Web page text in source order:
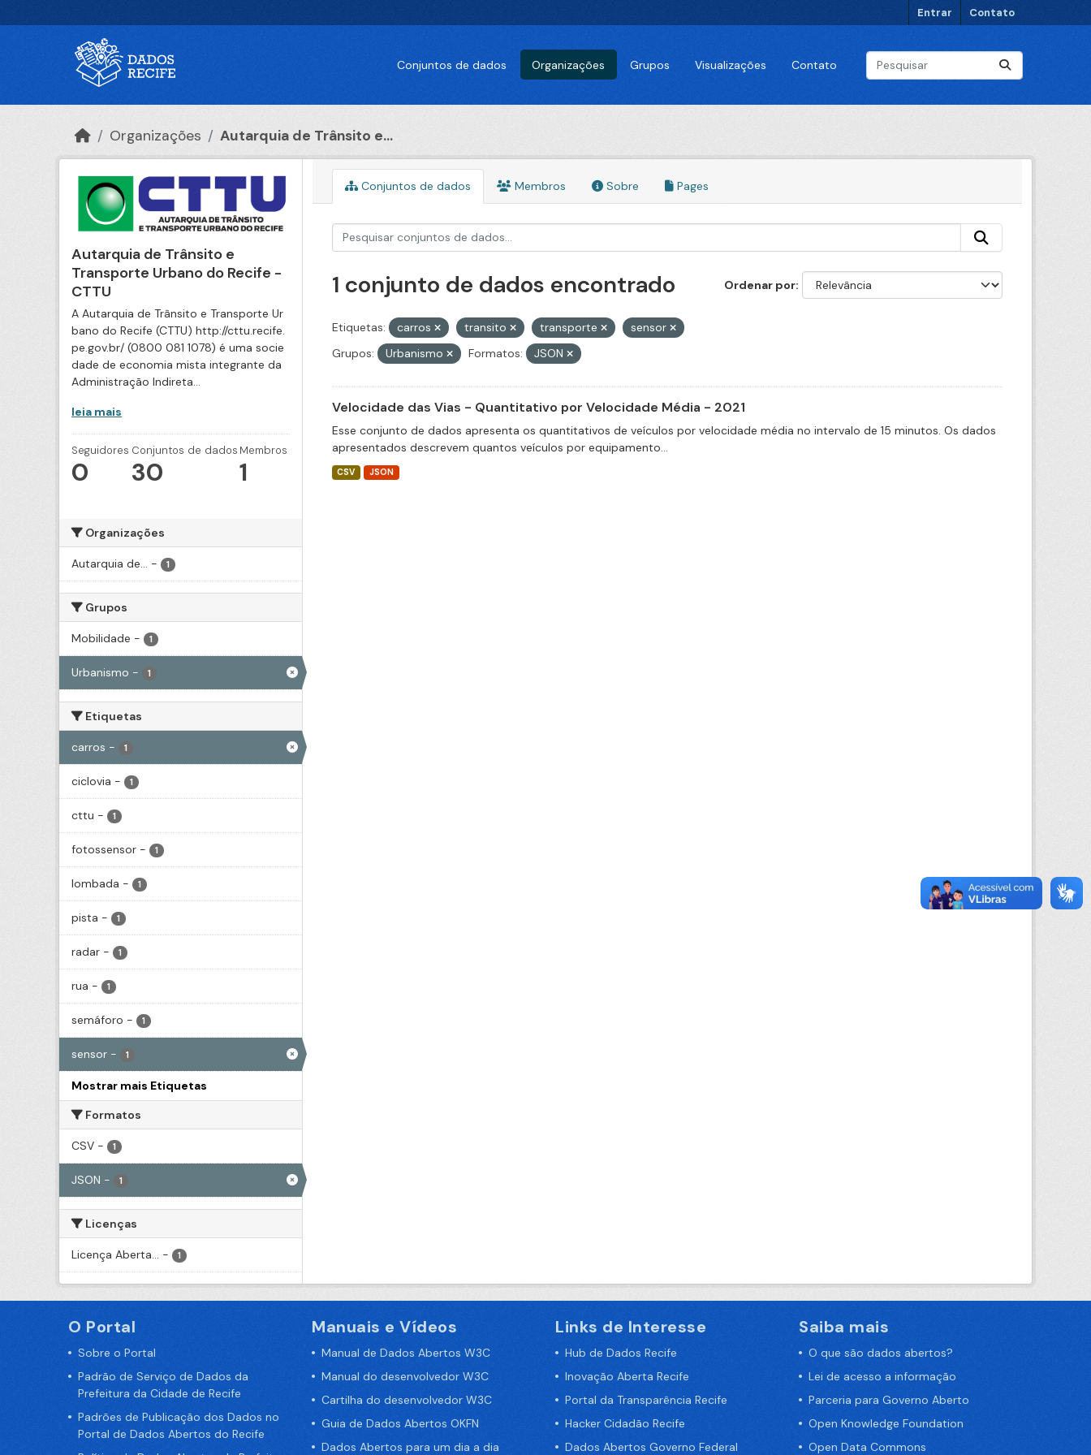
Entrar Contato
Conjuntos de dados Organizações Grupos Visualizações Contato
Organizações Autarquia de Trânsito e...
Autarquia de Trânsito e
Transporte Urbano do Recife -
CTTU
A Autarquia de Trânsito e Transporte Ur
bano do Recife (CTTU) http://cttu.recife.
pe.gov.br/ (0800 081 1078) é uma socie
dade de economia mista integrante da
Administração Indireta...
leia mais
Seguidores
0
Conjuntos de dados
30
Membros
1
Organizações
Autarquia de... - 1
Grupos
Mobilidade - 1
Urbanismo - 1
Etiquetas
carros - 1
ciclovia - 1
cttu - 1
fotossensor - 1
lombada - 1
pista - 1
radar - 1
rua - 1
semáforo - 1
sensor - 1
Mostrar mais Etiquetas
Formatos
CSV - 1
JSON - 1
Licenças
Licença Aberta... - 1
Conjuntos de dados Membros Sobre Pages
Ordenar por
1 conjunto de dados encontrado
Etiquetas: carros transito transporte
sensor
Grupos:
Urbanismo Formatos: JSON
Velocidade das Vias - Quantitativo por Velocidade Média - 2021
Esse conjunto de dados apresenta os quantitativos de veículos por velocidade média no intervalo de 15 minutos. Os dados
apresentados descrevem quantos veículos por equipamento...
CSV JSON
O Portal
Sobre o Portal
Padrão de Serviço de Dados da
Prefeitura da Cidade de Recife
Padrões de Publicação dos Dados no
Portal de Dados Abertos do Recife
Manuais e Vídeos
Manual de Dados Abertos W3C
Manual do desenvolvedor W3C
Cartilha do desenvolvedor W3C
Guia de Dados Abertos OKFN
Dados Abertos para um dia a dia
Links de Interesse
Hub de Dados Recife
Inovação Aberta Recife
Portal da Transparência Recife
Hacker Cidadão Recife
Dados Abertos Governo Federal
Saiba mais
O que são dados abertos?
Lei de acesso a informação
Parceria para Governo Aberto
Open Knowledge Foundation
Open Data Commons